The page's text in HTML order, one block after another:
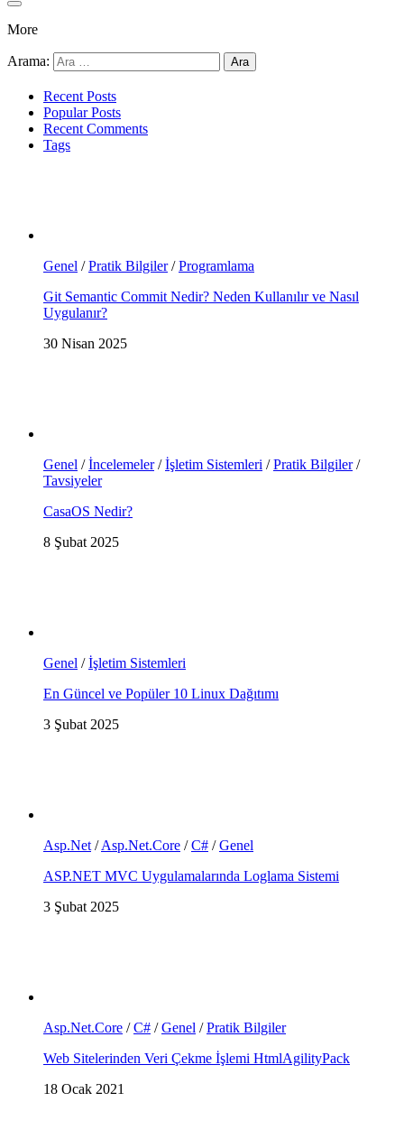
More
Arama:
Recent Posts
Popular Posts
Recent Comments
Tags
Genel /Pratik Bilgiler/Programlama
Git Semantic Commit Nedir? Neden Kullanılır ve Nasıl
Uygulanır?
30 Nisan 2025
Genel /İncelemeler/İşletim Sistemleri /Pratik Bilgiler/
Tavsiyeler
CasaOS Nedir?
8 Şubat 2025
Genel /İşletim Sistemleri
En Güncel ve Popüler 10 Linux Dağıtımı
3 Şubat 2025
Asp.Net /Asp.Net.Core /C# /Genel
ASP.NET MVC Uygulamalarında Loglama Sistemi
3 Şubat 2025
Asp.Net.Core /C# /Genel /Pratik Bilgiler
Web Sitelerinden Veri Çekme İşlemi HtmlAgilityPack
18 Ocak 2021